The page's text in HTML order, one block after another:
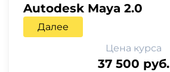
Autodesk Maya 2.0
Далее
Цена курса
37 500 руб.